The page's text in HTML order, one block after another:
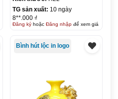
TG sản xuất: 10 ngày
8**.000 ₫
Đăng kýhoặc Đăng nhậpđể xem giá
Bình hút lộc in logo